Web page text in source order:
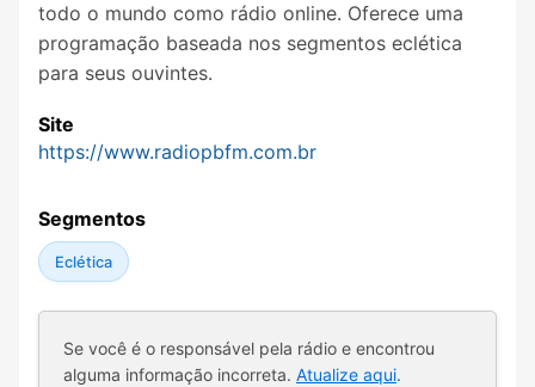
todo o mundo como rádio online. Oferece uma
programação baseada nos segmentos eclética
para seus ouvintes.
Site
https://www.radiopbfm.com.br
Segmentos
Eclética
Se você é o responsável pela rádio e encontrou
alguma informação incorreta. Atualize aqui.